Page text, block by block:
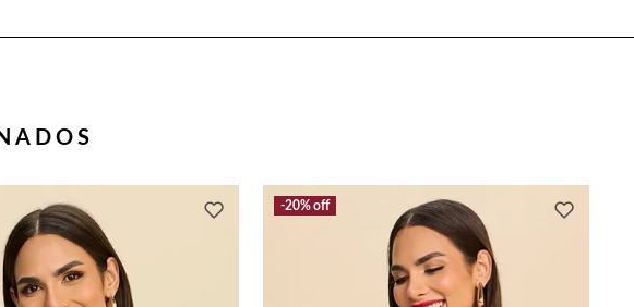
20% off